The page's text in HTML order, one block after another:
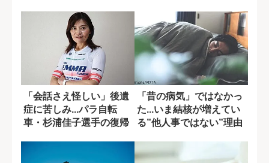
「会話さえ怪しい」後遺
症に苦しみ...パラ自転
車・杉浦佳子選手の復帰
「昔の病気」ではなかっ
た...いま結核が増えてい
る”他人事ではない”理由